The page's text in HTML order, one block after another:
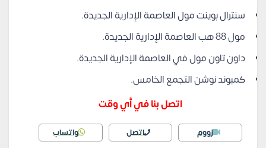
سنترال بوينت مول العاصمة الإدارية الجديدة.
مول 88 هب العاصمة الإدارية الجديدة.
داون تاون مول في العاصمة الإدارية الجديدة.
كمبوند نوشن التجمع الخامس.
اتصل بنا في أي وقت
زووم اتصل واتساب